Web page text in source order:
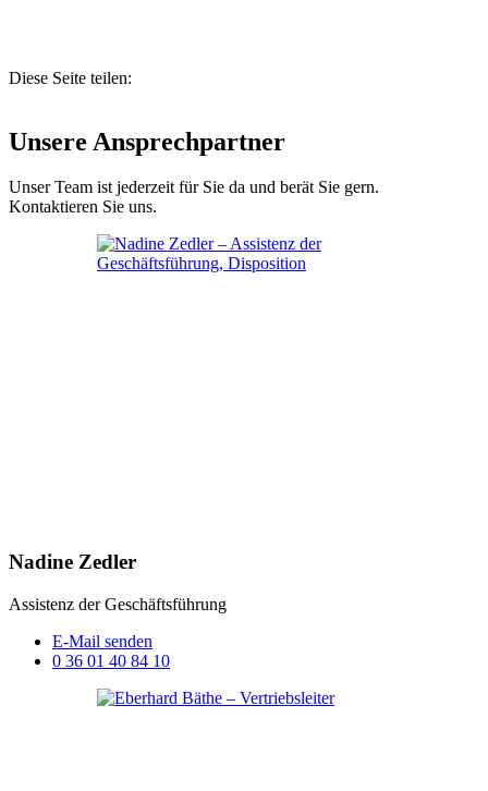
Diese Seite teilen:
Unsere Ansprechpartner
Unser Team ist jederzeit für Sie da und berät Sie gern.
Kontaktieren Sie uns.
Nadine Zedler
Assistenz der Geschäftsführung
E-Mail senden
0 36 01 40 84 10